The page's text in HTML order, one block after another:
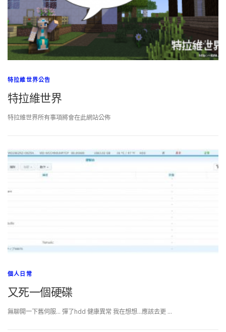
特拉維世界公告
特拉維世界
特拉維世界所有事項將會在此網站公佈
個人日常
又死一個硬碟
無聊開一下舊伺服… 彈了hdd 健康異常 我在想想…應該去更 …